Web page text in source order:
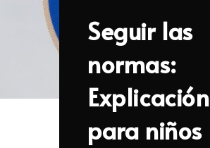
Seguir las
normas:
Explicación
para niños